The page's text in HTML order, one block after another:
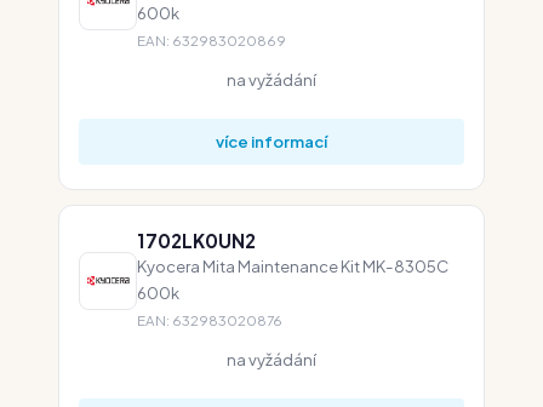
600k
EAN: 632983020869
na vyžádání
více informací
1702LK0UN2
Kyocera Mita Maintenance Kit MK-8305C
600k
EAN: 632983020876
na vyžádání